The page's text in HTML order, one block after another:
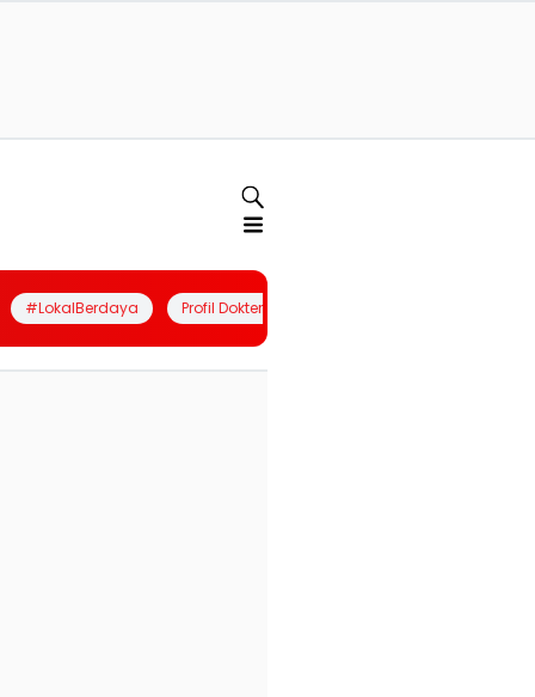
#LokalBerdaya Profil Dokter